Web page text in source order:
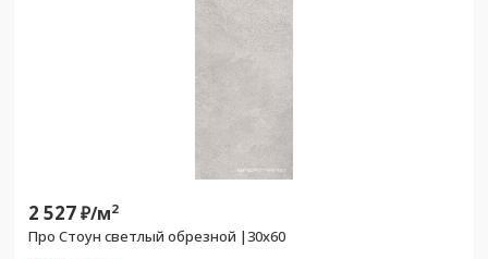
2 527₽/м2
Про Стоун светлый обрезной |30x60